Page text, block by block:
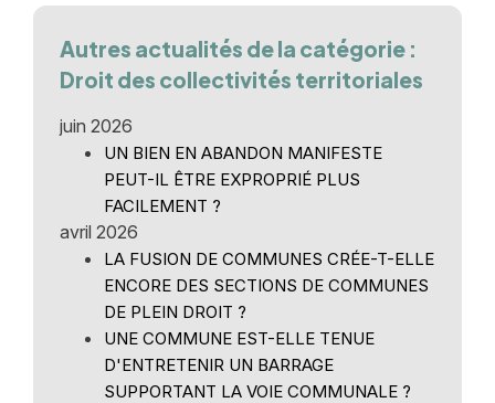
Autres actualités de la catégorie :
Droit des collectivités territoriales
juin 2026
UN BIEN EN ABANDON MANIFESTE
PEUT-IL ÊTRE EXPROPRIÉ PLUS
FACILEMENT ?
avril 2026
LA FUSION DE COMMUNES CRÉE-T-ELLE
ENCORE DES SECTIONS DE COMMUNES
DE PLEIN DROIT ?
UNE COMMUNE EST-ELLE TENUE
D'ENTRETENIR UN BARRAGE
SUPPORTANT LA VOIE COMMUNALE ?